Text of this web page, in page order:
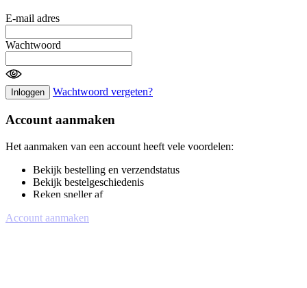
E-mail adres
Wachtwoord
Inloggen Wachtwoord vergeten?
Account aanmaken
Het aanmaken van een account heeft vele voordelen:
Bekijk bestelling en verzendstatus
Bekijk bestelgeschiedenis
Reken sneller af
Account aanmaken